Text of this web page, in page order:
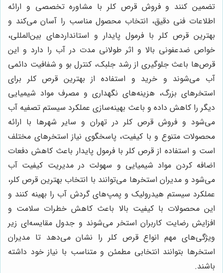
تضمین کنند و فروش قرص کلر با مشاوره تخصصی و ارائه
اطلاعات فنی دقیق، انتخاب محصول مناسب را آسان می‌کند و
بهترین قرص کلر با فرمول پایدار و استانداردهای بین‌المللی،
خواص ضدعفونی بالا و اثر طولانی مدت در آب را دارد و این
قرص‌ها باعث جلوگیری از رشد جلبک، کنترل بو و شفافیت دائمی
آب می‌شوند و خرید و استفاده از بهترین قرص کلر برای
استخرهای بزرگ، هزینه‌های نگهداری و مصرف مواد شیمیایی
دیگر را کاهش داده و باعث بهینه‌سازی عملکرد سیستم تصفیه آب
می‌شود و فروش قرص کلر در تهران و سایر شهرها با ارائه
محصولات متنوع و با کیفیت، پاسخگوی نیاز استخرهای مختلف
است و استفاده از قرص کلر با فرمول پایدار باعث کاهش دفعات
اضافه کردن مواد شیمیایی و سهولت در مدیریت کیفیت آب
می‌شود و مدیران استخرها می‌توانند با انتخاب بهترین قرص کلر،
عملکرد سیستم هیدرولیک و پمپ‌های گردش آب را بهینه کنند و
این محصولات با کیفیت بالا باعث کاهش خطرات سلامت و
افزایش رضایت کاربران استخر می‌شوند و جدول مقایسه‌ای زیر
ویژگی‌های مهم انواع قرص کلر را نشان می‌دهد تا مدیران
استخرها بتوانند انتخابی مطمئن و متناسب با نیاز خود داشته
باشند.